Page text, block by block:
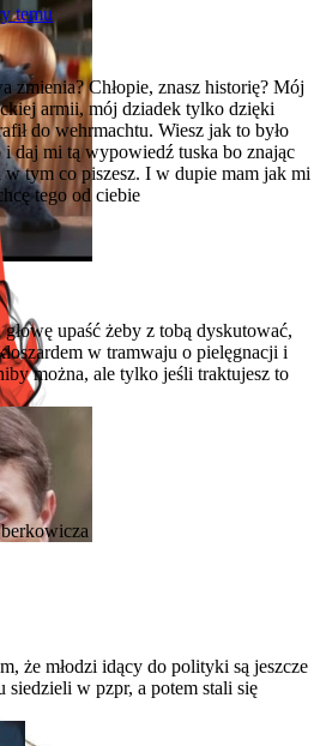
temu
zmienia? Chłopie, znasz historię? Mój
armii, mój dziadek tylko dzięki
do wehrmachtu. Wiesz jak to było
daj mi tą wypowiedź tuska bo znając
tym co piszesz. I w dupie mam jak mi
tego od ciebie
upaść żeby z tobą dyskutować,
w tramwaju o pielęgnacji i
można, ale tylko jeśli traktujesz to
że młodzi idący do polityki są jeszcze
w pzpr, a potem stali się